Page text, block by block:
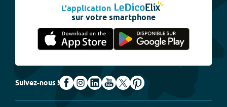
L'application
sur votre smartphone
Suivez-nous !